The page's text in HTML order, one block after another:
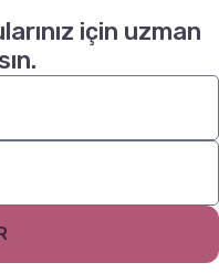
için uzman